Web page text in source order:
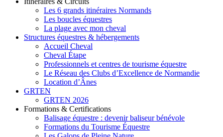
Les 6 grands itinéraires Normands
Les boucles équestres
La plage avec mon cheval
Structures équestres & hébergements
Accueil Cheval
Cheval Étape
Professionnels et centres de tourisme équestre
Le Réseau des Clubs d’Excellence de Normandie
Location d’Ânes
GRTEN
GRTEN 2026
Formations & Certifications
Balisage équestre : devenir baliseur bénévole
Formations du Tourisme Équestre